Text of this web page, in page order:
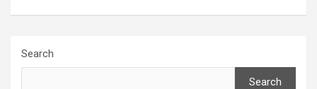
Search
Search